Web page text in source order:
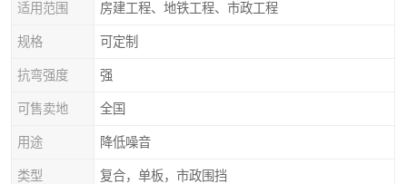
适用范围 房建工程、地铁工程、市政工程
规格 可定制
抗弯强度 强
可售卖地 全国
用途 降低噪音
类型 复合，单板，市政围挡